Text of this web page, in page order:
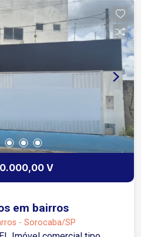
investimento Proprietário
e
oportunidade
V
em bairros
- Sorocaba/SP